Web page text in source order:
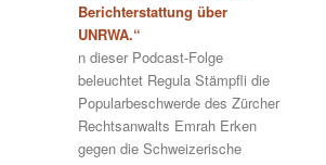
Berichterstattung über
UNRWA.“
n dieser Podcast-Folge
beleuchtet Regula Stämpfli die
Popularbeschwerde des Zürcher
Rechtsanwalts Emrah Erken
gegen die Schweizerische